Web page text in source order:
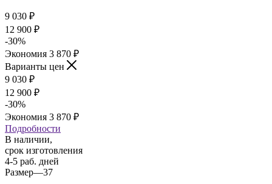
9 030 ₽
12 900 ₽
-30%
Экономия 3 870 ₽
Варианты цен
9 030 ₽
12 900 ₽
-30%
Экономия 3 870 ₽
Подробности
В наличии,
срок изготовления
4-5 раб. дней
Размер—37